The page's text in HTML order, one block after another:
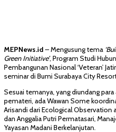
MEPNews.id – Mengusung tema
Green Initiative’, Program Studi
Pembangunan Nasional ‘Veteran’
seminar di Bumi Surabaya City
Sesuai temanya, yang diundang
pemateri, ada Wawan Some
Arisandi dari Ecological
dan Anggalia Putri Permatasari,
Yayasan Madani Berkelanjutan.